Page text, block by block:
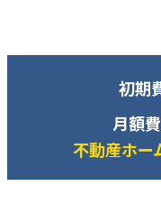
初期
月額
不動産ホー